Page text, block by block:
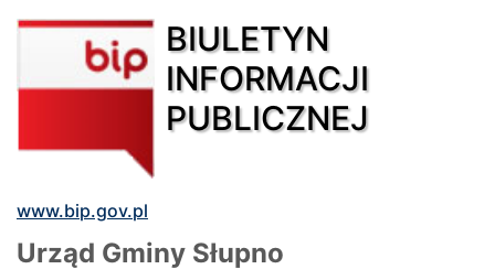
BIULETYN
INFORMACJI
PUBLICZNEJ
www.bip.gov.pl
Urząd Gminy Słupno